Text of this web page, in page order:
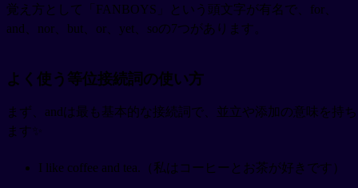
覚え方として「FANBOYS」という頭文字が有名で、for、
and、nor、but、or、yet、soの7つがあります。
よく使う等位接続詞の使い方
まず、andは最も基本的な接続詞で、並立や添加の意味を持ち
ます✨
I like coffee and tea.（私はコーヒーとお茶が好きです）